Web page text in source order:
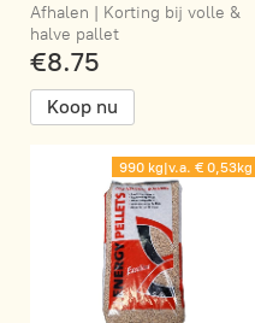
Afhalen | Korting bij volle &
halve pallet
€8.75
Koop nu
990 kg|v.a. € 0,53kg